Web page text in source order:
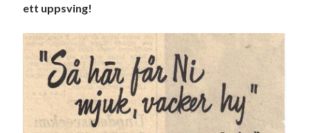
ett uppsving!